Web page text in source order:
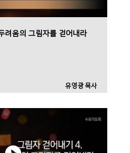
려움의 그림자를 걷어내라
유영광 목사